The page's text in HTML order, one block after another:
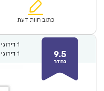
₪64.00.
הוא:
כתוב חוות דעת
9.5
נהדר
1 דירוגי
1 דירוגי